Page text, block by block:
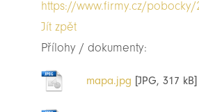
https://www.firmy.cz/
Jít zpět
Přílohy / dokumenty:
mapa.jpg [JPG, 317 kB]